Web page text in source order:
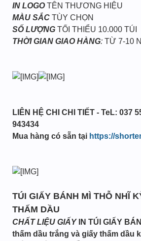
IN LOGOTÊN THƯƠNG HIỆU
MÀU SẮC TÙY CHỌN
SỐ LƯỢNG TỐI THIỂU 10.000 TÚI
THỜI GIAN GIAO HÀNG: TỪ 7-10
LIÊN HỆ CHI CHI TIẾT - TeL: 037
943434
Mua hàng có sẵn tại https://
TÚI GIẤY BÁNH MÌ THỖ NHĨ
THẤM DẦU
CHẤT LIỆU GIẤYIN TÚI GIẤY
thấm dầu trắng và giấy thấm dầu